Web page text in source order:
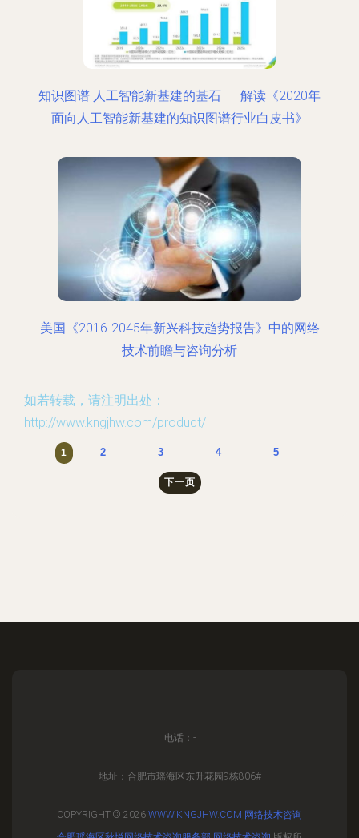
知识图谱 人工智能新基建的基石——解读《2020年
面向人工智能新基建的知识图谱行业白皮书》
美国《2016-2045年新兴科技趋势报告》中的网络
技术前瞻与咨询分析
如若转载，请注明出处：
http://www.kngjhw.com/product/
1 2 3 4 5
下一页
电话：-
地址：合肥市瑶海区东升花园9栋806#
COPYRIGHT © 2026 WWW.KNGJHW.COM 网络技术咨询